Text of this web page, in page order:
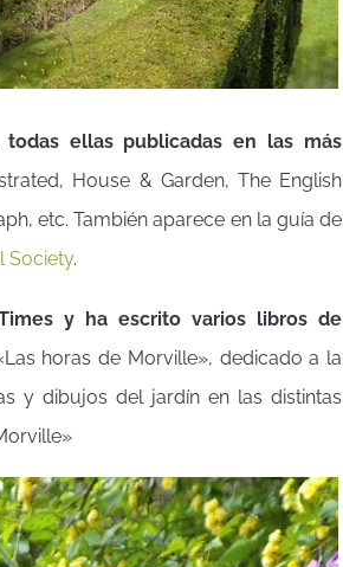
ellas publicadas en las más
House & Garden, The English
etc. También aparece en la guía de
Society.
y ha escrito varios libros de
horas de Morville», dedicado a la
y dibujos del jardín en las distintas